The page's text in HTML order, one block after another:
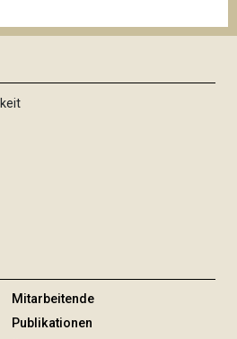
Mitarbeitende
Publikationen